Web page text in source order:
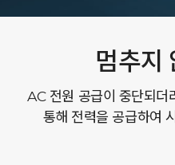
멈추지
AC 전원 공급이 중단되
통해 전력을 공급하여